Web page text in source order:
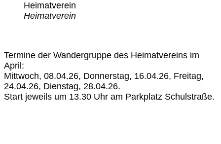
Heimatverein
Heimatverein
Termine der Wandergruppe des Heimatvereins im
April:
Mittwoch, 08.04.26, Donnerstag, 16.04.26, Freitag,
24.04.26, Dienstag, 28.04.26.
Start jeweils um 13.30 Uhr am Parkplatz Schulstraße.